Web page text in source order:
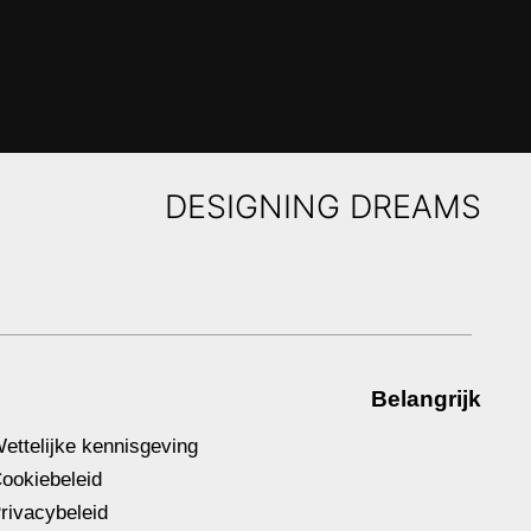
DESIGNING DREAMS
Belangrijk
kennisgeving